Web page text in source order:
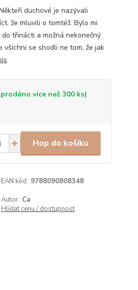
duchové je nazývali
že mluvili o tomtéž. Bylo mi
třinácti a možná nekonečný
všichni se shodli ne tom, že jak
více než 300 ks)
Hop do košíku
EAN kód: 9788090808348
Autor: Ca
Hlídat cenu / dostupnost